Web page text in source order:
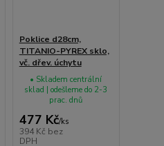
Poklice d28cm,
TITANIO-PYREX sklo,
vč. dřev. úchytu
477 Kč/ks
394 Kč bez
DPH
• Skladem centrální
sklad | odešleme do 2-3
prac. dnů